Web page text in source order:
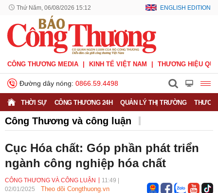
Thứ Năm, 06/08/2026 15:12 ENGLISH EDITION
CÔNG THƯƠNG MEDIA KINH TẾ VIỆT NAM THƯƠNG HIỆU
Đường dây nóng: 0866.59.4498
THỜI SỰ CÔNG THƯƠNG 24H QUẢN LÝ THỊ TRƯỜNG
Công Thương và công luận
Ý kiến Người tốt - Việc tốt Phỏng vấn - Đối thoại
Cục Hóa chất: Góp phần phát triển
ngành công nghiệp hóa chất
CÔNG THƯƠNG VÀ CÔNG LUẬN 11:49
02/01/2025
Theo dõi Congthuong.vn